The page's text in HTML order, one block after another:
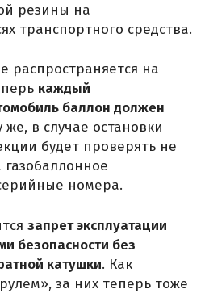
резины на
транспортного средства.
распространяется на
каждый
баллон должен
же, в случае остановки
будет проверять не
номера.
запрет эксплуатации
безопасности без
катушки. Как
за них теперь тоже